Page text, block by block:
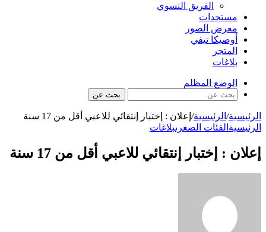
الفريق النسوي
مستجدات
معرض الصور
أوصيكا تيفي
المتجر
بلاغات
الوضع المظلم
بحث عن
الرئيسية/ الرئيسية/ إعلان : إختبار إنتقائي للاعبي أقل من 17 سنة
الرئيسية الفئات الصغرىبلاغات
إعلان : إختبار إنتقائي للاعبي أقل من 17 سنة